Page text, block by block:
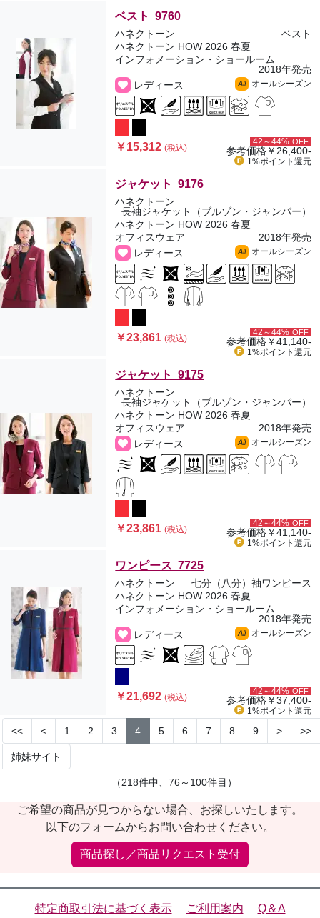
ベスト 9760
ハネクトーン
ベスト
ハネクトーン HOW 2026 春夏
インフォメーション・ショールーム
2018年発売
レディース
All オールシーズン
￥15,312(税込)
42～44% OFF
参考価格￥26,400-
1%ポイント 還元
ジャケット 9176
ハネクトーン
長袖ジャケット（ブルゾン・ジャンパー）
ハネクトーン HOW 2026 春夏
オフィスウェア
2018年発売
レディース
All オールシーズン
￥23,861(税込)
42～44% OFF
参考価格￥41,140-
1%ポイント 還元
ジャケット 9175
ハネクトーン
長袖ジャケット（ブルゾン・ジャンパー）
ハネクトーン HOW 2026 春夏
オフィスウェア
2018年発売
レディース
All オールシーズン
￥23,861(税込)
42～44% OFF
参考価格￥41,140-
1%ポイント 還元
ワンピース 7725
ハネクトーン
七分（八分）袖ワンピース
ハネクトーン HOW 2026 春夏
インフォメーション・ショールーム
2018年発売
レディース
All オールシーズン
￥21,692(税込)
42～44% OFF
参考価格￥37,400-
1%ポイント 還元
<< < 1 2 3 4 5 6 7 8 9 > >>
姉妹サイト
（218件中、76～100件目）
ご希望の商品が見つからない場合、お探しいたします。
以下のフォームからお問い合わせください。
商品探し／商品リクエスト受付
特定商取引法に基づく表示 ご利用案内 Q＆A